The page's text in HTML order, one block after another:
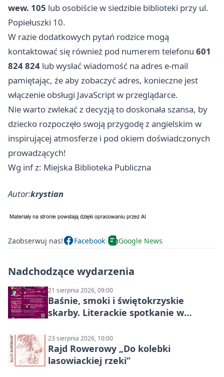
wew. 105 lub osobiście w siedzibie biblioteki przy ul.
Popiełuszki 10.
W razie dodatkowych pytań rodzice mogą
kontaktować się również pod numerem telefonu 601
824 824 lub wysłać wiadomość na adres e-mail
pamiętając, że aby zobaczyć adres, konieczne jest
włączenie obsługi JavaScript w przeglądarce.
Nie warto zwlekać z decyzją to doskonała szansa, by
dziecko rozpoczęło swoją przygodę z angielskim w
inspirującej atmosferze i pod okiem doświadczonych
prowadzących!
Wg inf z: Miejska Biblioteka Publiczna
Autor:krystian
Zaobserwuj nas! Facebook Google News
Nadchodzące wydarzenia
21 sierpnia 2026, 09:00
Baśnie, smoki i świętokrzyskie
skarby. Literackie spotkanie w
23 sierpnia 2026, 10:00
Rajd Rowerowy „Do kolebki
lasowiackiej rzeki”